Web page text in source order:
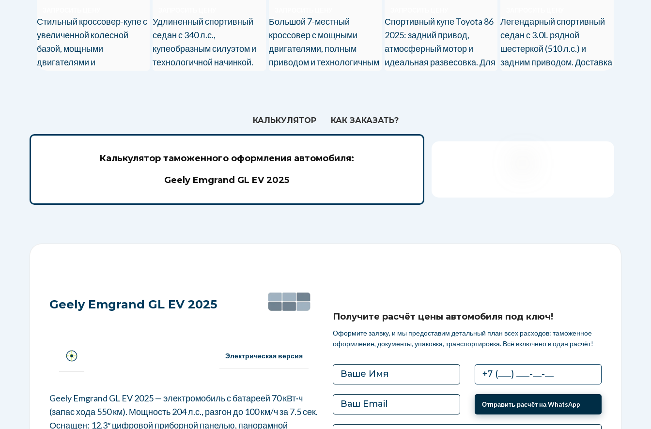
Стильный кроссовер-купе с
увеличенной колесной
базой, мощными
двигателями и
Удлиненный спортивный
седан с 340 л.с.,
купеобразным силуэтом и
технологичной начинкой.
Большой 7-местный
кроссовер с мощными
двигателями, полным
приводом и технологичным
Спортивный купе Toyota 86
2025: задний привод,
атмосферный мотор и
идеальная развесовка. Для
Легендарный спортивный
седан с 3.0L рядной
шестеркой (510 л.с.) и
задним приводом. Доставка
КАЛЬКУЛЯТОР КАК ЗАКАЗАТЬ?
Калькулятор таможенного оформления автомобиля: